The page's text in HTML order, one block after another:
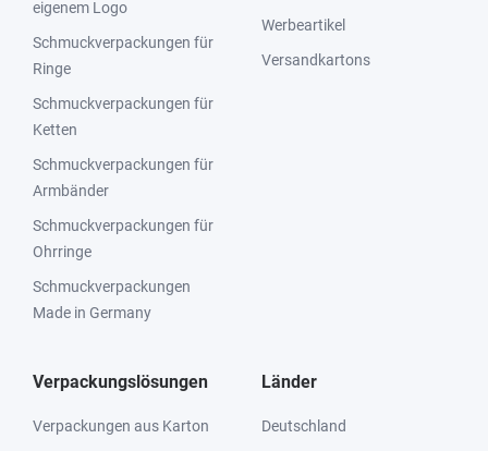
eigenem Logo
Schmuckverpackungen für
Ringe
Schmuckverpackungen für
Ketten
Schmuckverpackungen für
Armbänder
Schmuckverpackungen für
Ohrringe
Schmuckverpackungen
Made in Germany
Werbeartikel
Versandkartons
Verpackungslösungen
Verpackungen aus Karton
Länder
Deutschland